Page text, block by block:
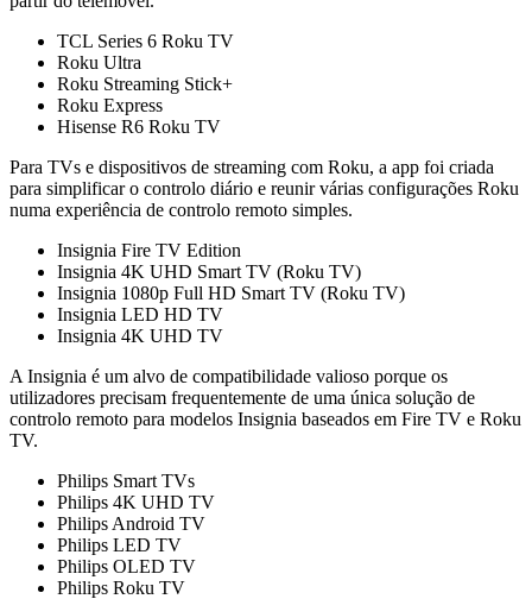
TCL Series 6 Roku TV
Roku Ultra
Roku Streaming Stick+
Roku Express
Hisense R6 Roku TV
Para TVs e dispositivos de streaming com Roku, a app foi criada
para simplificar o controlo diário e reunir várias configurações Roku
numa experiência de controlo remoto simples.
Insignia Fire TV Edition
Insignia 4K UHD Smart TV (Roku TV)
Insignia 1080p Full HD Smart TV (Roku TV)
Insignia LED HD TV
Insignia 4K UHD TV
A Insignia é um alvo de compatibilidade valioso porque os
utilizadores precisam frequentemente de uma única solução de
controlo remoto para modelos Insignia baseados em Fire TV e Roku
TV.
Philips Smart TVs
Philips 4K UHD TV
Philips Android TV
Philips LED TV
Philips OLED TV
Philips Roku TV